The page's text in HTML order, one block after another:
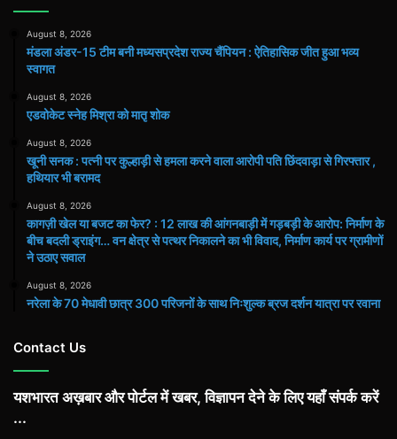
August 8, 2026
मंडला अंडर-15 टीम बनी मध्यसप्रदेश राज्य चैंपियन : ऐतिहासिक जीत हुआ भव्य
स्वागत
August 8, 2026
एडवोकेट स्नेह मिश्रा को मातृ शोक
August 8, 2026
खूनी सनक : पत्नी पर कुल्हाड़ी से हमला करने वाला आरोपी पति छिंदवाड़ा से गिरफ्तार ,
हथियार भी बरामद
August 8, 2026
कागज़ी खेल या बजट का फेर? : 12 लाख की आंगनबाड़ी में गड़बड़ी के आरोप: निर्माण के
बीच बदली ड्राइंग… वन क्षेत्र से पत्थर निकालने का भी विवाद, निर्माण कार्य पर ग्रामीणों
ने उठाए सवाल
August 8, 2026
नरेला के 70 मेधावी छात्र 300 परिजनों के साथ निःशुल्क ब्रज दर्शन यात्रा पर रवाना
Contact Us
यशभारत अख़बार और पोर्टल में खबर, विज्ञापन देने के लिए यहाँ संपर्क करें
...